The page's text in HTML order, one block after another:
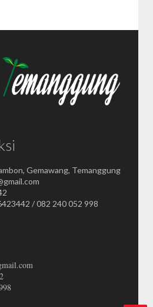
Gemawang, Temanggung
/ 082 240 052 998